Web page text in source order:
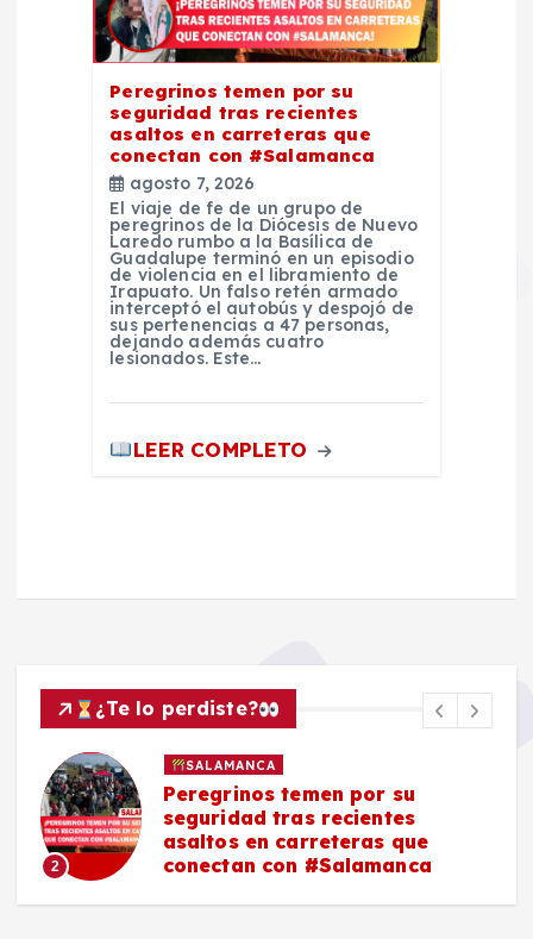
Peregrinos temen por su
seguridad tras recientes
asaltos en carreteras que
conectan con #Salamanca
agosto 7, 2026
El viaje de fe de un grupo de
peregrinos de la Diócesis de Nuevo
Laredo rumbo a la Basílica de
Guadalupe terminó en un episodio
de violencia en el libramiento de
Irapuato. Un falso retén armado
interceptó el autobús y despojó de
sus pertenencias a 47 personas,
dejando además cuatro
lesionados. Este…
LEER COMPLETO
¿Te lo perdiste?
2
SALAMANCA
Peregrinos temen por su
seguridad tras recientes
asaltos en carreteras que
conectan con #Salamanca